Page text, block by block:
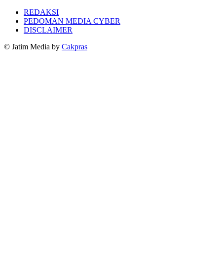
REDAKSI
PEDOMAN MEDIA CYBER
DISCLAIMER
© Jatim Media by Cakpras